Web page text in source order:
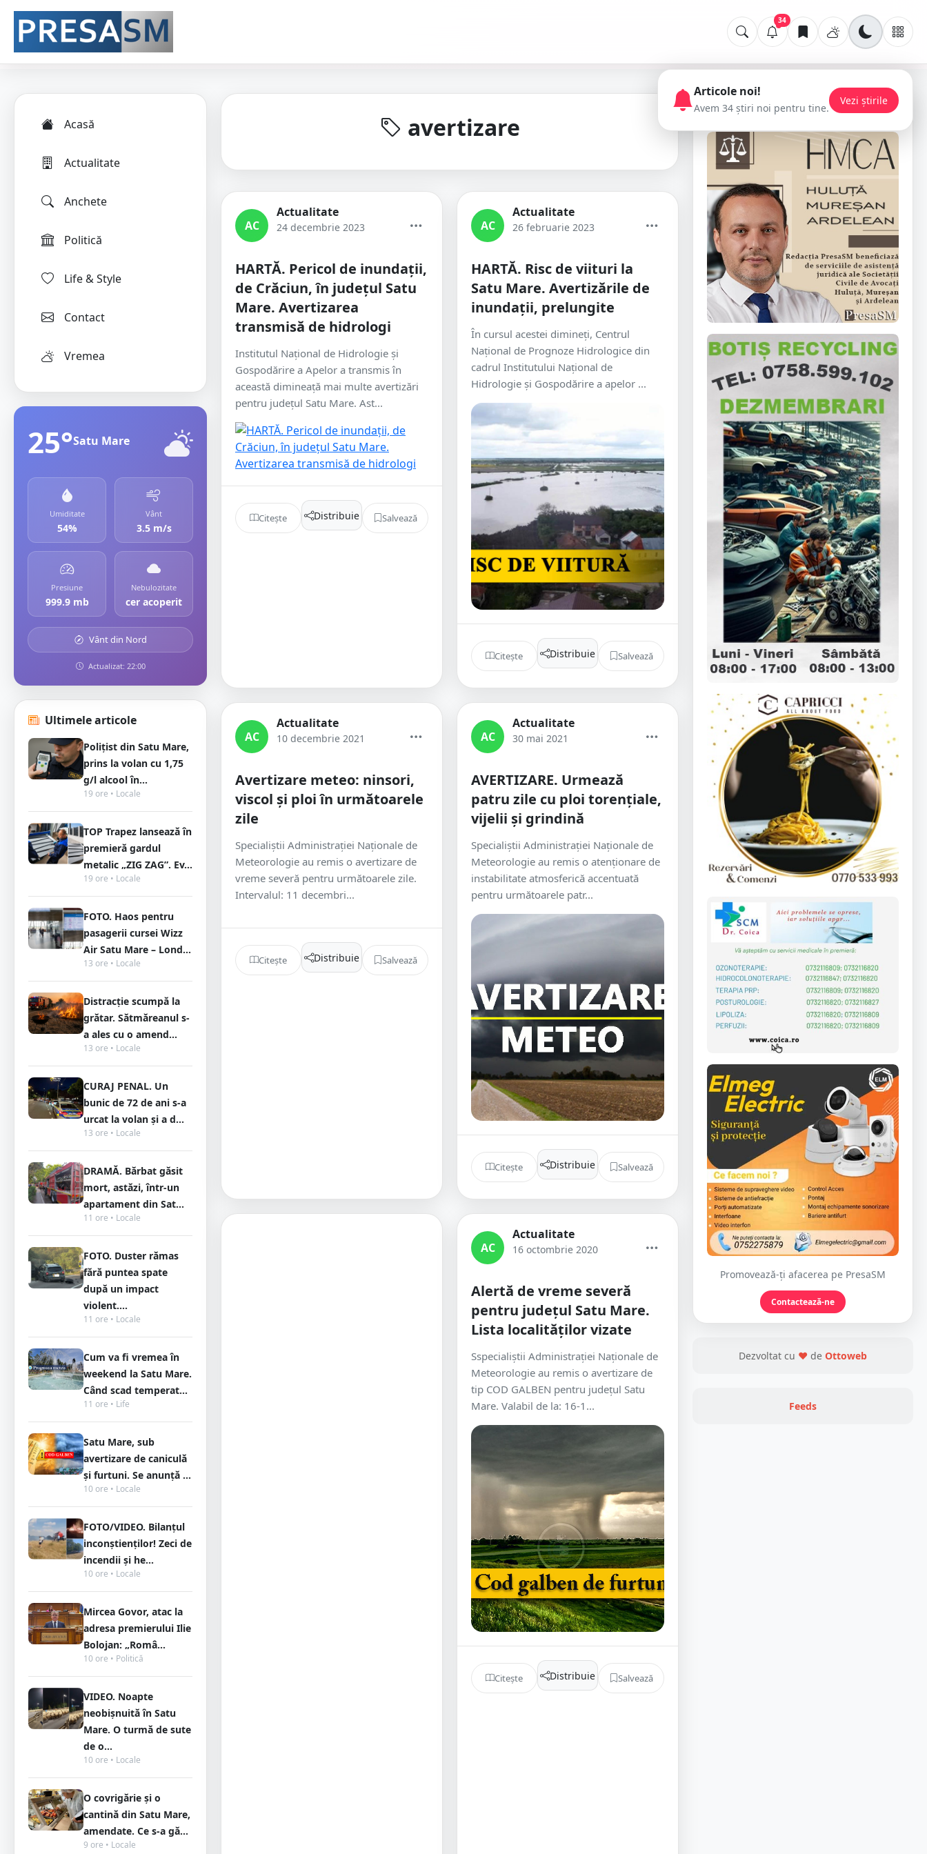
34
Acasă
Actualitate
Anchete
Politică
Life & Style
Contact
Vremea
25°Satu Mare
Umiditate
54%
Vânt
3.5 m/s
Presiune
999.9 mb
Nebulozitate
cer acoperit
Vânt din Nord
Actualizat: 22:00
Ultimele articole
Polițist din Satu Mare,
prins la volan cu 1,75
g/l alcool în...
19 ore • Locale
TOP Trapez lansează în
premieră gardul
metalic „ZIG ZAG”. Ev...
19 ore • Locale
FOTO. Haos pentru
pasagerii cursei Wizz
Air Satu Mare – Lond...
13 ore • Locale
Distracție scumpă la
grătar. Sătmăreanul s-
a ales cu o amend...
13 ore • Locale
CURAJ PENAL. Un
bunic de 72 de ani s-a
urcat la volan și a d...
13 ore • Locale
DRAMĂ. Bărbat găsit
mort, astăzi, într-un
apartament din Sat...
11 ore • Locale
FOTO. Duster rămas
fără puntea spate
după un impact
violent....
11 ore • Locale
Cum va fi vremea în
weekend la Satu Mare.
Când scad temperat...
11 ore • Life
Satu Mare, sub
avertizare de caniculă
și furtuni. Se anunță ...
10 ore • Locale
FOTO/VIDEO. Bilanțul
inconștienților! Zeci de
incendii și he...
10 ore • Locale
Mircea Govor, atac la
adresa premierului Ilie
Bolojan: „Româ...
10 ore • Politică
VIDEO. Noapte
neobișnuită în Satu
Mare. O turmă de sute
de o...
10 ore • Locale
O covrigărie și o
cantină din Satu Mare,
amendate. Ce s-a gă...
9 ore • Locale
avertizare
AC
Actualitate
24 decembrie 2023
HARTĂ. Pericol de inundații,
de Crăciun, în județul Satu
Mare. Avertizarea
transmisă de hidrologi
Institutul Național de Hidrologie și
Gospodărire a Apelor a transmis în
această dimineață mai multe avertizări
pentru județul Satu Mare. Ast...
Citește Distribuie Salvează
AC
Actualitate
26 februarie 2023
HARTĂ. Risc de viituri la
Satu Mare. Avertizările de
inundații, prelungite
În cursul acestei dimineți, Centrul
Național de Prognoze Hidrologice din
cadrul Institutului Național de
Hidrologie și Gospodărire a apelor ...
Citește Distribuie Salvează
AC
Actualitate
10 decembrie 2021
Avertizare meteo: ninsori,
viscol și ploi în următoarele
zile
Specialiștii Administrației Naționale de
Meteorologie au remis o avertizare de
vreme severă pentru următoarele zile.
Intervalul: 11 decembri...
Citește Distribuie Salvează
AC
Actualitate
30 mai 2021
AVERTIZARE. Urmează
patru zile cu ploi torențiale,
vijelii și grindină
Specialiștii Administrației Naționale de
Meteorologie au remis o atenționare de
instabilitate atmosferică accentuată
pentru următoarele patr...
Citește Distribuie Salvează
AC
Actualitate
16 octombrie 2020
Alertă de vreme severă
pentru județul Satu Mare.
Lista localităților vizate
Sspecialiștii Administrației Naționale de
Meteorologie au remis o avertizare de
tip COD GALBEN pentru județul Satu
Mare. Valabil de la: 16-1...
Citește Distribuie Salvează
📢 Publicitate
Promovează-ți afacerea pe PresaSM
Contactează-ne
Dezvoltat cu ❤ de Ottoweb
Feeds
Articole noi!
Avem 34 știri noi pentru tine.
Vezi știrile